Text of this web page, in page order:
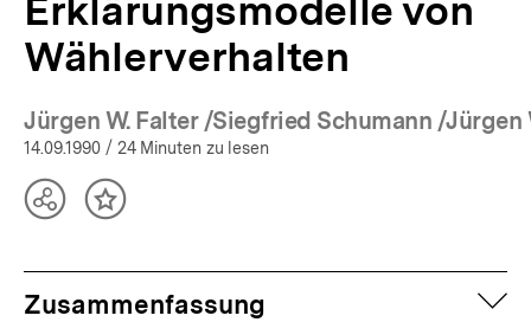
Erklärungsmodelle von
Wählerverhalten
Jürgen W. Falter /Siegfried Schumann /Jürgen
(Mehr zum Autor)
14.09.1990 / 24 Minuten zu lesen
TeilenInhalt
Zusammenfassung